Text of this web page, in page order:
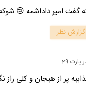
گفت امیر داداشمه 😢
گزارش نظر
پارت 29
پر از هیجان و کلی راز